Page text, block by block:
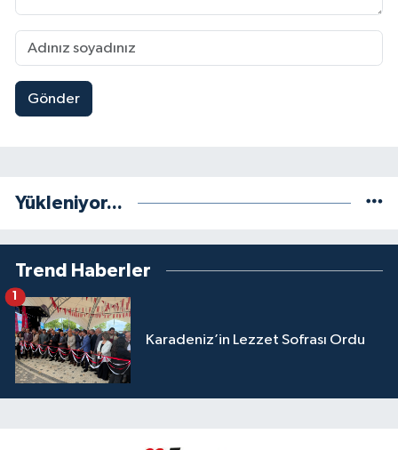
Gönder
Yükleniyor...
Trend Haberler
Karadeniz’in Lezzet Sofrası Ordu
1